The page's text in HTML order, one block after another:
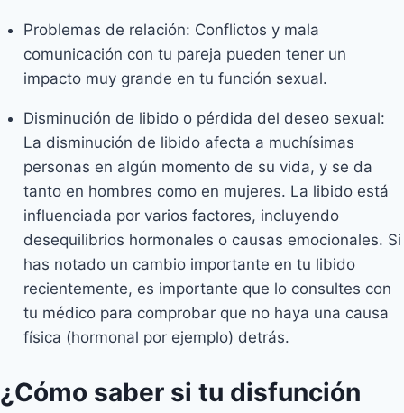
Problemas de relación: Conflictos y mala
comunicación con tu pareja pueden tener un
impacto muy grande en tu función sexual.
Disminución de libido o pérdida del deseo sexual:
La disminución de libido afecta a muchísimas
personas en algún momento de su vida, y se da
tanto en hombres como en mujeres. La libido está
influenciada por varios factores, incluyendo
desequilibrios hormonales o causas emocionales. Si
has notado un cambio importante en tu libido
recientemente, es importante que lo consultes con
tu médico para comprobar que no haya una causa
física (hormonal por ejemplo) detrás.
¿Cómo saber si tu disfunción